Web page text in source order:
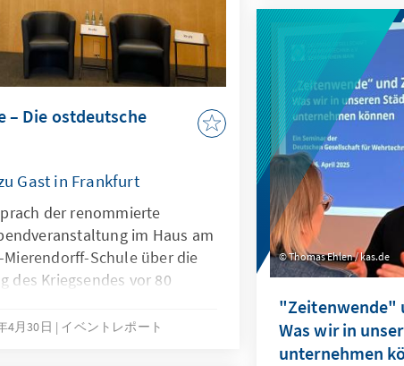
und am 29. April
Angesichts
wachsendem
stellt sich immer
Demokratie in
verändernden
beleuchtete,
gebraucht
– Die ostdeutsche
Gast in Frankfurt
der renommierte
im Haus am
Schule über die
des Kriegsendes vor 80
4月30日 イベントレポート
Thomas Ehlen / kas.de
"Zeitenwende"
Was wir in
unternehmen